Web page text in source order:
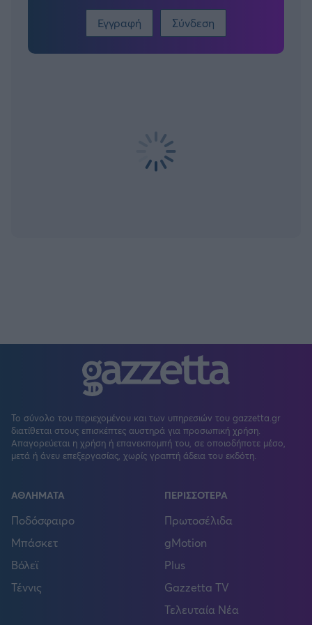
Εγγραφή Σύνδεση
Το σύνολο του περιεχομένου και των υπηρεσιών του gazzetta.gr
διατίθεται στους επισκέπτες αυστηρά για προσωπική χρήση.
Απαγορεύεται η χρήση ή επανεκπομπή του, σε οποιοδήποτε μέσο,
μετά ή άνευ επεξεργασίας, χωρίς γραπτή άδεια του εκδότη.
ΑΘΛΗΜΑΤΑ
Ποδόσφαιρο
Μπάσκετ
Βόλεϊ
Τέννις
ΠΕΡΙΣΣΟΤΕΡΑ
Πρωτοσέλιδα
gMotion
Plus
Gazzetta TV
Τελευταία Νέα